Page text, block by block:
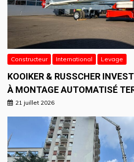
Constructeur International Levage
KOOIKER & RUSSCHER
À MONTAGE AUTOMATISÉ
21 juillet 2026